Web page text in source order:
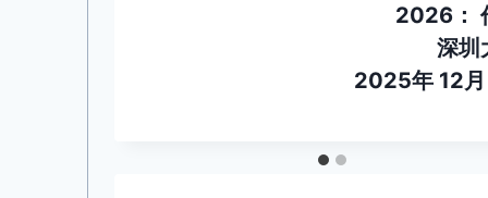
2026：
深圳
2025年 12月